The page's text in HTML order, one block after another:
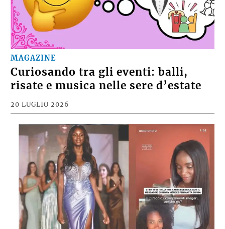
MAGAZINE
Curiosando tra gli eventi: balli,
risate e musica nelle sere d’estate
20 LUGLIO 2026